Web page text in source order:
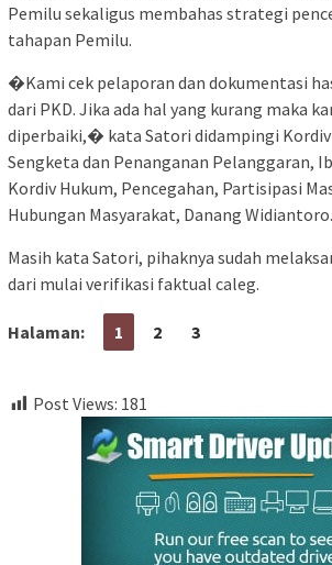
Pemilu sekaligus membahas strategi
tahapan Pemilu.
�Kami cek pelaporan dan dokumentasi
dari PKD. Jika ada hal yang kurang maka
diperbaiki,� kata Satori didampingi Kordiv
Sengketa dan Penanganan Pelanggaran,
Kordiv Hukum, Pencegahan, Partisipasi
Hubungan Masyarakat, Danang Widiantoro.
Masih kata Satori, pihaknya sudah
dari mulai verifikasi faktual caleg.
Halaman: 1 2 3
Post Views: 181